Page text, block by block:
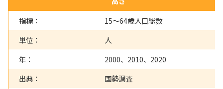
指標：
15～64歳人口総数
単位：
人
年：
2000、2010、2020
出典：
国勢調査